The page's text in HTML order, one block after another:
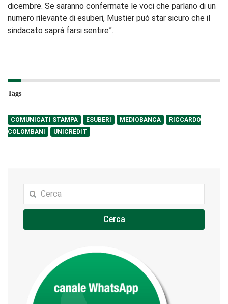
dicembre. Se saranno confermate le voci che parlano di un
numero rilevante di esuberi, Mustier può star sicuro che il
sindacato saprà farsi sentire”.
Tags
COMUNICATI STAMPA ESUBERI MEDIOBANCA
RICCARDO
COLOMBANI
UNICREDIT
Cerca